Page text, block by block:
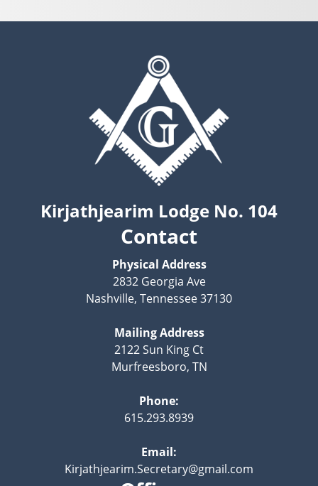
Kirjathjearim Lodge No. 104
Contact
Physical Address
2832 Georgia Ave
Nashville, Tennessee 37130
Mailing Address
2122 Sun King Ct
Murfreesboro, TN
Phone:
615.293.8939
Email:
Kirjathjearim.Secretary@gmail.com